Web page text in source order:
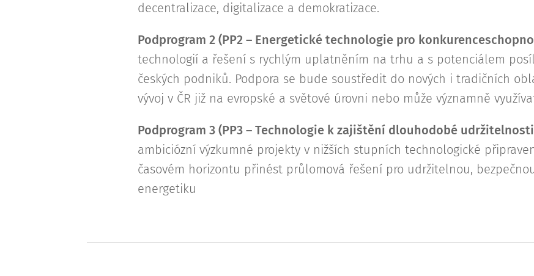
decentralizace, digitalizace a demokratizace.
Podprogram 2 (PP2 – Energetické technologie pro
technologií a řešení s rychlým uplatněním na trhu a s potenciálem
českých podniků. Podpora se bude soustředit do nových i tradičních
vývoj v ČR již na evropské a světové úrovni nebo může významně
Podprogram 3 (PP3 – Technologie k zajištění dlouhodobé
ambiciózní výzkumné projekty v nižších stupních technologické
časovém horizontu přinést průlomová řešení pro udržitelnou,
energetiku